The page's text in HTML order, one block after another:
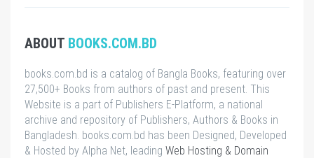
ABOUT BOOKS.COM.BD
books.com.bd is a catalog of Bangla Books, featuring over
27,500+ Books from authors of past and present. This
Website is a part of Publishers E-Platform, a national
archive and repository of Publishers, Authors & Books in
Bangladesh. books.com.bd has been Designed, Developed
& Hosted by Alpha Net, leading Web Hosting & Domain